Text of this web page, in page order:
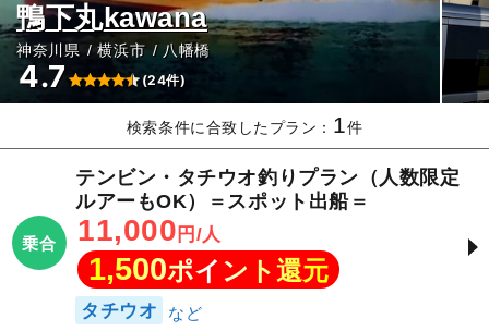
鴨下丸kawana
神奈川県 横浜市 八幡橋
4.7 (24件)
検索条件に合致したプラン： 1件
乗合
テンビン・タチウオ釣りプラン（人数限定
ルアーもOK）＝スポット出船＝
11,000 円/人
1,500ポイント還元
タチウオ